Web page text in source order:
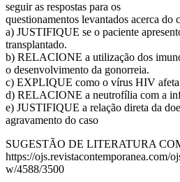
seguir as respostas para os
questionamentos levantados acerca do
a) JUSTIFIQUE se o paciente
transplantado.
b) RELACIONE a utilização dos
o desenvolvimento da gonorreia.
c) EXPLIQUE como o vírus HIV
d) RELACIONE a neutrofília com a
e) JUSTIFIQUE a relação direta da
agravamento do caso
SUGESTÃO DE LITERATURA
https://ojs.revistacontemporanea.com/
w/4588/3500